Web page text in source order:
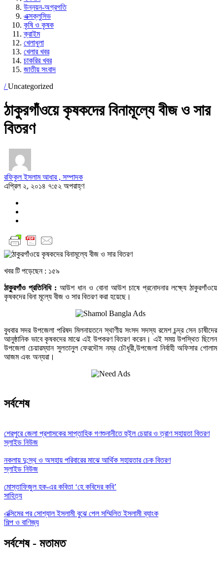
উন্নয়ন-অগ্রগতি
এক্সক্লুসিভ
কৃষি ও কৃষক
ক্রাইম
খেলাধুলা
খেলার খবর
চাকরির খবর
জাতীয় সংবাদ
/Uncategorized
ঠাকুরগাঁওয়ে কৃষকদের বিনামূল্যে বীজ ও সার
বিতরণ
রফিকুল ইসলাম আধার , সম্পাদক
এপ্রিল ২, ২০১৪ ৭:৫২ অপরাহ্ণ
খবর টি পড়েছেন : ১৫৯
ঠাকুরগাঁও প্রতিনিধি : আউশ ধান ও বোনা আউশ চাষে প্রনোদনার লক্ষ্যে ঠাকুরগাঁওয়ে
কৃষকদের বিনা মূল্যে বীজ ও সার বিতরণ করা হয়েছে।
বুধবার সদর উপজেলা পরিষদ মিলনায়তনে স্থাণীয় সংসদ সদস্য রমেশ চন্দ্র সেন চাষীদের
আনুষ্ঠানিক ভাবে কৃষকদের মাঝে এই উপকরণ বিতরণ করেন। এই সময় উপস্থিত ছিলেন
উপজেলা চেয়ারম্যান সুলতানুল ফেরদৌস নম্র চৌধূরী,উপজেলা নির্বাহী অফিসার গোলাম
আজম এবং অন্যরা।
সর্বশেষ
শেরপুরে জেলা প্রশাসকের সাপ্তাহিক গণশুনানীতে হুইল চেয়ার ও ত্রাণ সহায়তা বিতরণ
স্লাইড নিউজ
নকলায় দু:স্থ ও অসহায় পরিবারের মাঝে আর্থিক সহায়তার চেক বিতরণ
স্লাইড নিউজ
মোস্তাফিজুল হক-এর কবিতা ‘হে কবিদের কবি’
সাহিত্য
এক্সিমের পর সোশ্যাল ইসলামী বুঝে পেল সম্মিলিত ইসলামী ব্যাংক
শিল্প ও বাণিজ্য
সর্বশেষ - মতামত